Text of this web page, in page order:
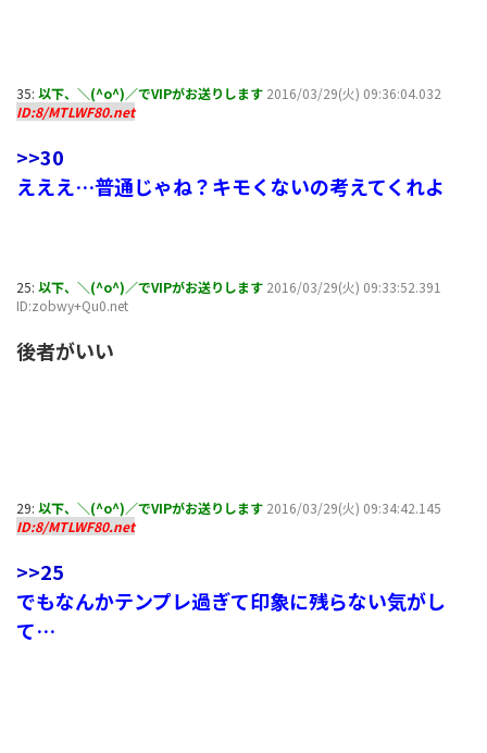
35: 以下、＼(^o^)／でVIPがお送りします 2016/03/29(火) 09:36:04.032
ID:8/MTLWF80.net
>>30
えええ…普通じゃね？キモくないの考えてくれよ
25: 以下、＼(^o^)／でVIPがお送りします 2016/03/29(火) 09:33:52.391
ID:zobwy+Qu0.net
後者がいい
29: 以下、＼(^o^)／でVIPがお送りします 2016/03/29(火) 09:34:42.145
ID:8/MTLWF80.net
>>25
でもなんかテンプレ過ぎて印象に残らない気がし
て…